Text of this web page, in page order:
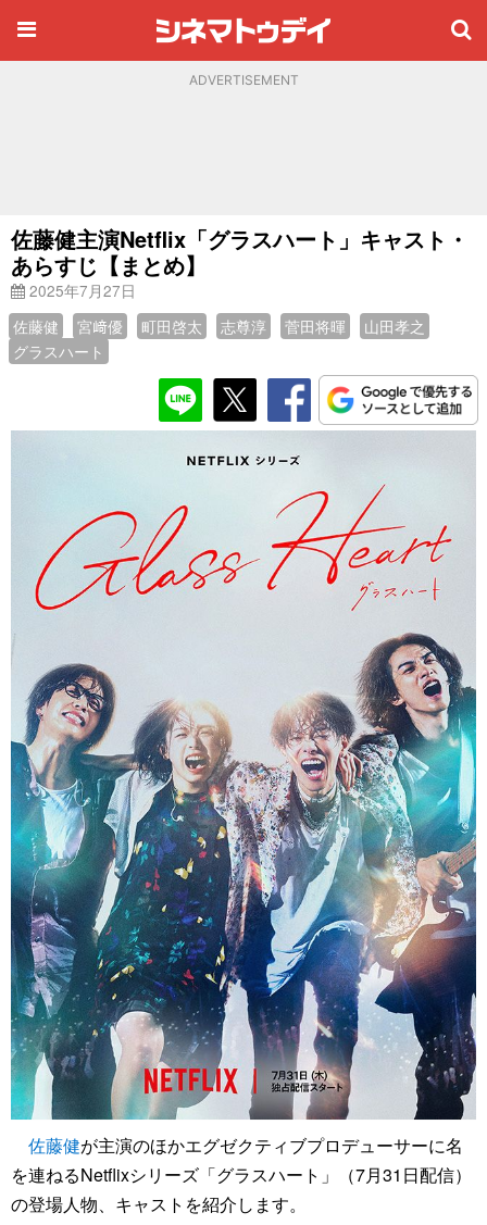
ADVERTISEMENT
佐藤健主演Netflix「グラスハート」キャスト・
あらすじ【まとめ】
2025年7月27日
佐藤健
宮﨑優 町田啓太 志尊淳 菅田将暉
山田孝之
グラスハート
佐藤健が主演のほかエグゼクティブプロデューサーに名
を連ねるNetflixシリーズ「グラスハート」（7月31日配信）
の登場人物、キャストを紹介します。